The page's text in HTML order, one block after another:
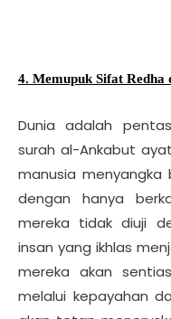
4. Memupuk Sifat Redha
Dunia adalah
surah al-Ankabut
manusia menyangka
dengan hanya
mereka tidak diuji
insan yang ikhlas
mereka akan
melalui kepayahan